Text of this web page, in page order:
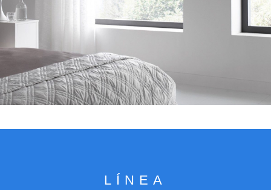
LÍNEA